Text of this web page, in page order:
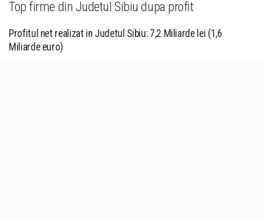
Top firme din Judetul Sibiu dupa profit
Profitul net realizat in Judetul Sibiu: 7,2 Miliarde lei (1,6
Miliarde euro)